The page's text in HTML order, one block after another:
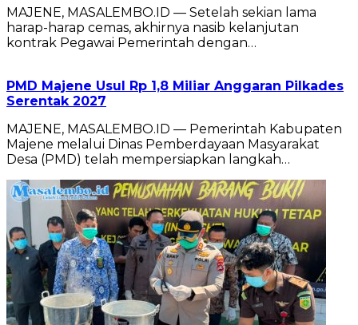
MAJENE, MASALEMBO.ID — Setelah sekian lama
harap-harap cemas, akhirnya nasib kelanjutan
kontrak Pegawai Pemerintah dengan…
PMD Majene Usul Rp 1,8 Miliar Anggaran Pilkades
Serentak 2027
MAJENE, MASALEMBO.ID — Pemerintah Kabupaten
Majene melalui Dinas Pemberdayaan Masyarakat
Desa (PMD) telah mempersiapkan langkah…